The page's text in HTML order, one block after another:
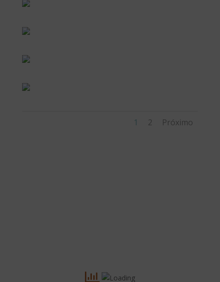
1 2 Próximo